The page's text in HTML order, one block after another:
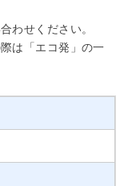
わせください。
は「エコ発」の一